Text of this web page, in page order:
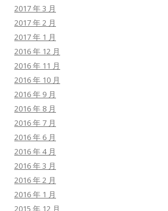
2017 年 3 月
2017 年 2 月
2017 年 1 月
2016 年 12 月
2016 年 11 月
2016 年 10 月
2016 年 9 月
2016 年 8 月
2016 年 7 月
2016 年 6 月
2016 年 4 月
2016 年 3 月
2016 年 2 月
2016 年 1 月
2015 年 12 月